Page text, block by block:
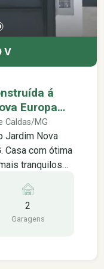
Caldas -UEMG
Gerais -A
Antônio
do
V
á
Europa
Caldas/MG
Jardim Nova
Casa com ótima
tranquilos
2
Garagens